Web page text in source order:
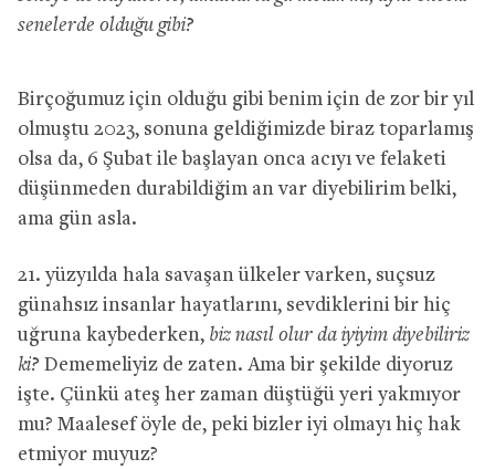
senelerde olduğu gibi?
Birçoğumuz için olduğu gibi benim için de zor bir yıl
olmuştu 2023, sonuna geldiğimizde biraz toparlamış
olsa da, 6 Şubat ile başlayan onca acıyı ve felaketi
düşünmeden durabildiğim an var diyebilirim belki,
ama gün asla.
21. yüzyılda hala savaşan ülkeler varken, suçsuz
günahsız insanlar hayatlarını, sevdiklerini bir hiç
uğruna kaybederken, biz nasıl olur da iyiyim diyebiliriz
ki? Dememeliyiz de zaten. Ama bir şekilde diyoruz
işte. Çünkü ateş her zaman düştüğü yeri yakmıyor
mu? Maalesef öyle de, peki bizler iyi olmayı hiç hak
etmiyor muyuz?